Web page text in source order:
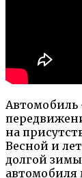
Автомобиль
на
Весной и
долгой
автомобиля